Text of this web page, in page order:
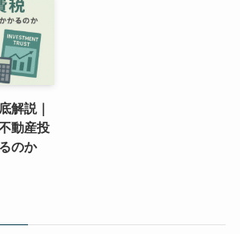
解説｜
動産投
のか